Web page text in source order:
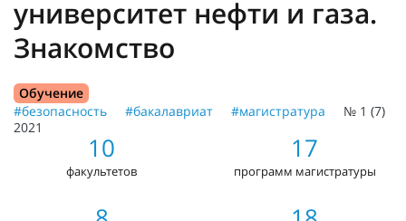
университет нефти и газа.
Знакомство
Обучение
#безопасность
#бакалавриат #магистратура
№ 1 (7)
2021
10
факультетов
17
программ магистратуры